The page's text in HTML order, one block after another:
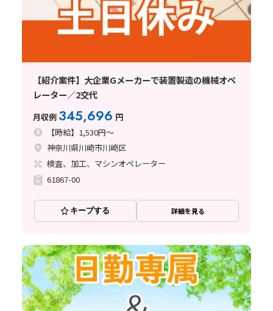
【紹介案件】大企業Gメーカーで装置製造の機械オペ
レーター／2交代
月収例 345,696 円
【時給】1,530円～
神奈川県川崎市川崎区
検査、加工、マシンオペレーター
61867-00
キープする 詳細を見る